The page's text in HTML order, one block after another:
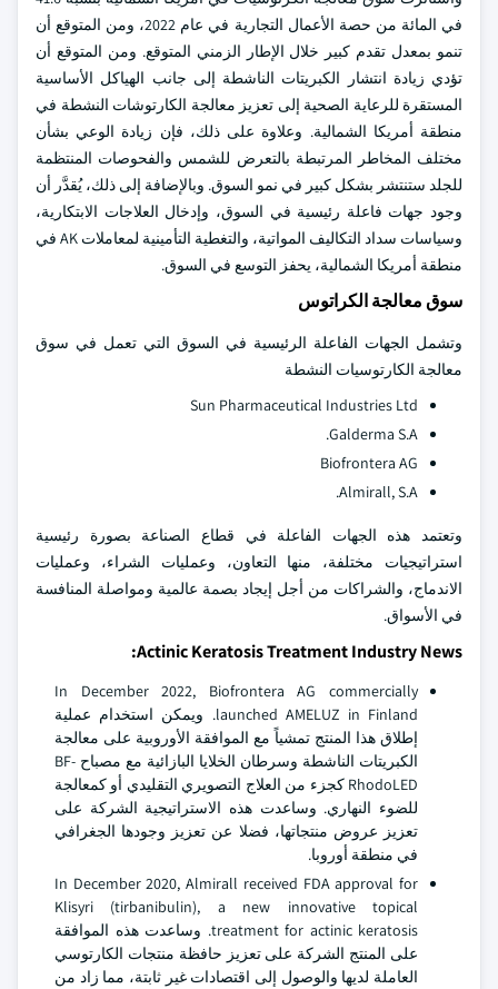
في المائة من حصة الأعمال التجارية في عام 2022، ومن المتوقع أن
تنمو بمعدل تقدم كبير خلال الإطار الزمني المتوقع. ومن المتوقع أن
تؤدي زيادة انتشار الكبريتات الناشطة إلى جانب الهياكل الأساسية
المستقرة للرعاية الصحية إلى تعزيز معالجة الكارتوشات النشطة في
منطقة أمريكا الشمالية. وعلاوة على ذلك، فإن زيادة الوعي بشأن
مختلف المخاطر المرتبطة بالتعرض للشمس والفحوصات المنتظمة
للجلد ستنتشر بشكل كبير في نمو السوق. وبالإضافة إلى ذلك، يُقدَّر أن
وجود جهات فاعلة رئيسية في السوق، وإدخال العلاجات الابتكارية،
وسياسات سداد التكاليف المواتية، والتغطية التأمينية لمعاملات AK في
منطقة أمريكا الشمالية، يحفز التوسع في السوق.
سوق معالجة الكراتوس
وتشمل الجهات الفاعلة الرئيسية في السوق التي تعمل في سوق
معالجة الكارتوسيات النشطة
Sun Pharmaceutical Industries Ltd
Galderma S.A.
Biofrontera AG
Almirall, S.A.
وتعتمد هذه الجهات الفاعلة في قطاع الصناعة بصورة رئيسية
استراتيجيات مختلفة، منها التعاون، وعمليات الشراء، وعمليات
الاندماج، والشراكات من أجل إيجاد بصمة عالمية ومواصلة المنافسة
في الأسواق.
Actinic Keratosis Treatment Industry News:
In December 2022, Biofrontera AG commercially
launched AMELUZ in Finland. ويمكن استخدام عملية
إطلاق هذا المنتج تمشياً مع الموافقة الأوروبية على معالجة
الكبريتات الناشطة وسرطان الخلايا البازائية مع مصباح BF-
RhodoLED كجزء من العلاج التصويري التقليدي أو كمعالجة
للضوء النهاري. وساعدت هذه الاستراتيجية الشركة على
تعزيز عروض منتجاتها، فضلا عن تعزيز وجودها الجغرافي
في منطقة أوروبا.
In December 2020, Almirall received FDA approval for
Klisyri (tirbanibulin), a new innovative topical
treatment for actinic keratosis. وساعدت هذه الموافقة
على المنتج الشركة على تعزيز حافظة منتجات الكارتوسي
العاملة لديها والوصول إلى اقتصادات غير ثابتة، مما زاد من